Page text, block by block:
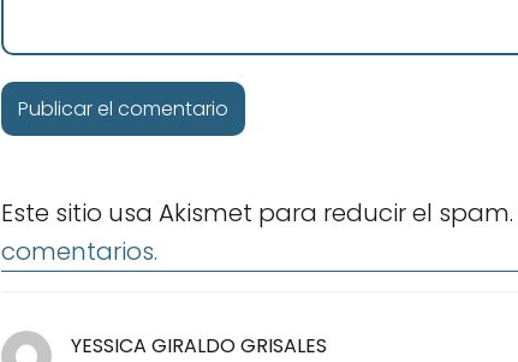
YESSICA GIRALDO GRISALES
Este sitio usa Akismet para reducir el spam.
comentarios.